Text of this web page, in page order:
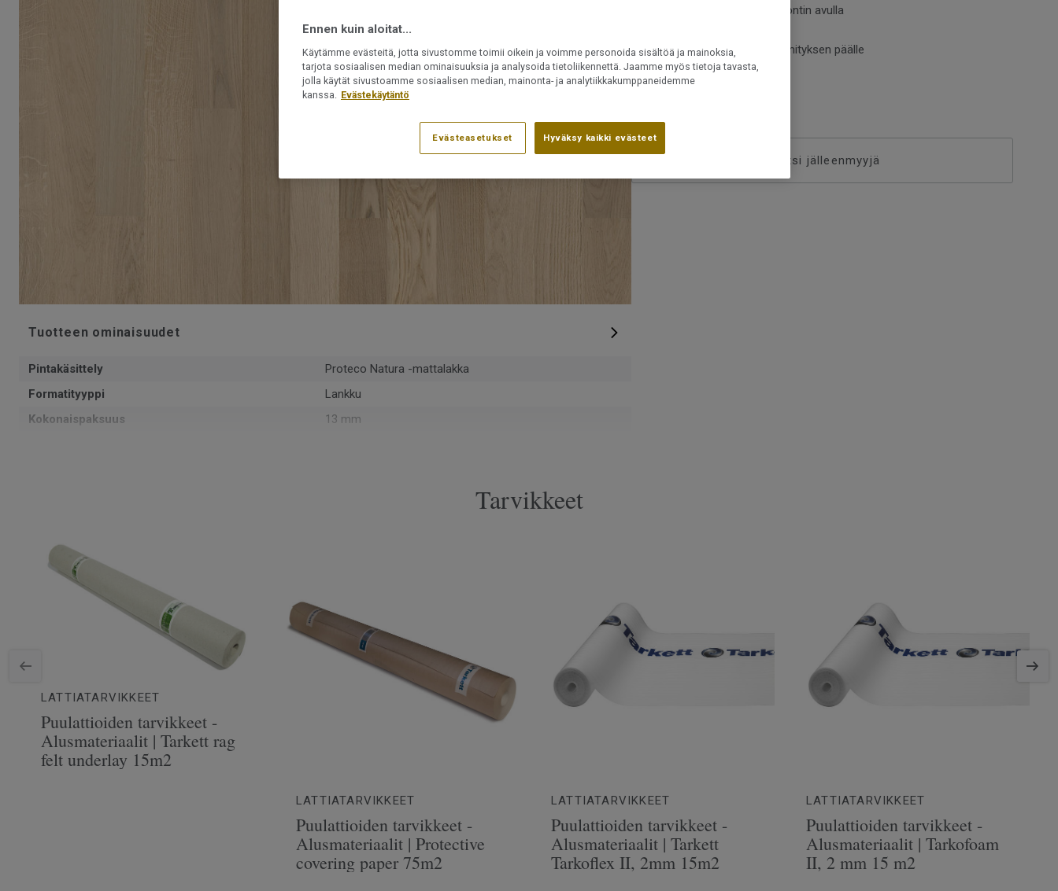
Tuotteen ominaisuudet
Pintakäsittely
Proteco Natura -mattalakka
Formatityyppi
Lankku
Kokonaispaksuus
13 mm
Asennusmenetelmä
SAP-tuotenumero
Viistetyt reunat
TAMMI
185 cm
Kulutuskerroksen paksuus
Leveys
Asennetaan 2-lock-lukkopontin avulla
Voidaan asentaa lattialämmityksen päälle
Etsi jälleenmyyjä
Tarvikkeet
LATTIATARVIKKEET
Puulattioiden tarvikkeet -
Alusmateriaalit | Tarkett rag
felt underlay 15m2
LATTIATARVIKKEET
Puulattioiden tarvikkeet -
Alusmateriaalit | Protective
covering paper 75m2
LATTIATARVIKKEET
Puulattioiden tarvikkeet -
Alusmateriaalit | Tarkett
Tarkoflex II, 2mm 15m2
LATTIATARVIKKEET
Puulattioiden tarvikkeet -
Alusmateriaalit | Tarkofoam
II, 2 mm 15 m2
Ennen kuin aloitat...
Käytämme evästeitä, jotta sivustomme toimii oikein ja voimme personoida sisältöä ja mainoksia,
tarjota sosiaalisen median ominaisuuksia ja analysoida tietoliikennettä. Jaamme myös tietoja tavasta,
jolla käytät sivustoamme sosiaalisen median, mainonta- ja analytiikkakumppaneidemme
kanssa.
Evästekäytäntö
Evästeasetukset Hyväksy kaikki evästeet